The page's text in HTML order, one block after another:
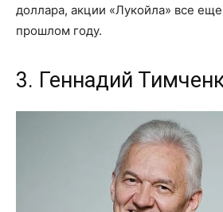
доллара, акции «Лукойла» все
прошлом году.
3. Геннадий